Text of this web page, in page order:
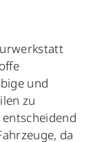
und
zu
da